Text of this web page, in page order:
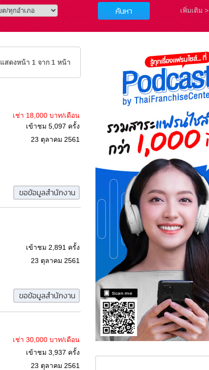
ค้นหา เพิ่มเติม >
แสดงหน้า 1 จาก 1 หน้า
เช่า 18,000 บาท/เดือน
เข้าชม 5,097 ครั้ง
23 ตุลาคม 2561
ขอข้อมูลสำนักงาน
เข้าชม 2,891 ครั้ง
23 ตุลาคม 2561
ขอข้อมูลสำนักงาน
เช่า 30,000 บาท/เดือน
เข้าชม 3,937 ครั้ง
23 ตุลาคม 2561